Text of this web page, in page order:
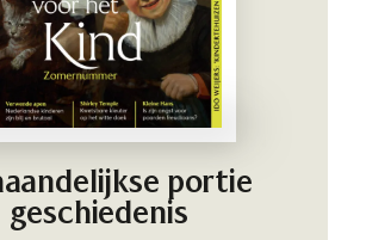
portie
geschiedenis